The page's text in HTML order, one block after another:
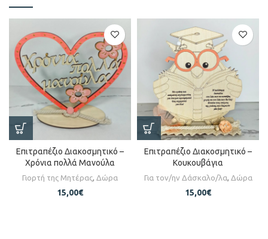
Επιτραπέζιο Διακοσμητικό –
Χρόνια πολλά Μανούλα
Γιορτή της Μητέρας, Δώρα
15,00€
Επιτραπέζιο Διακοσμητικό –
Κουκουβάγια
Για τον/ην Δάσκαλο/λα, Δώρα
15,00€